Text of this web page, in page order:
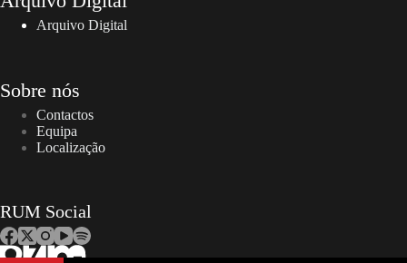
Arquivo Digital
Sobre nós
Contactos
Equipa
Localização
RUM Social